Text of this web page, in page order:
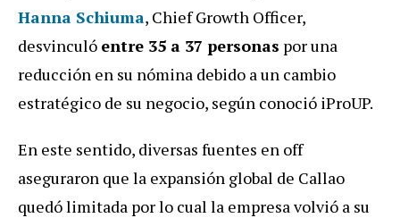
Hanna Schiuma, Chief Growth Officer,
desvinculó entre 35 a 37 personas por una
reducción en su nómina debido a un cambio
estratégico de su negocio, según conoció iProUP.
En este sentido, diversas fuentes en off
aseguraron que la expansión global de Callao
quedó limitada por lo cual la empresa volvió a su